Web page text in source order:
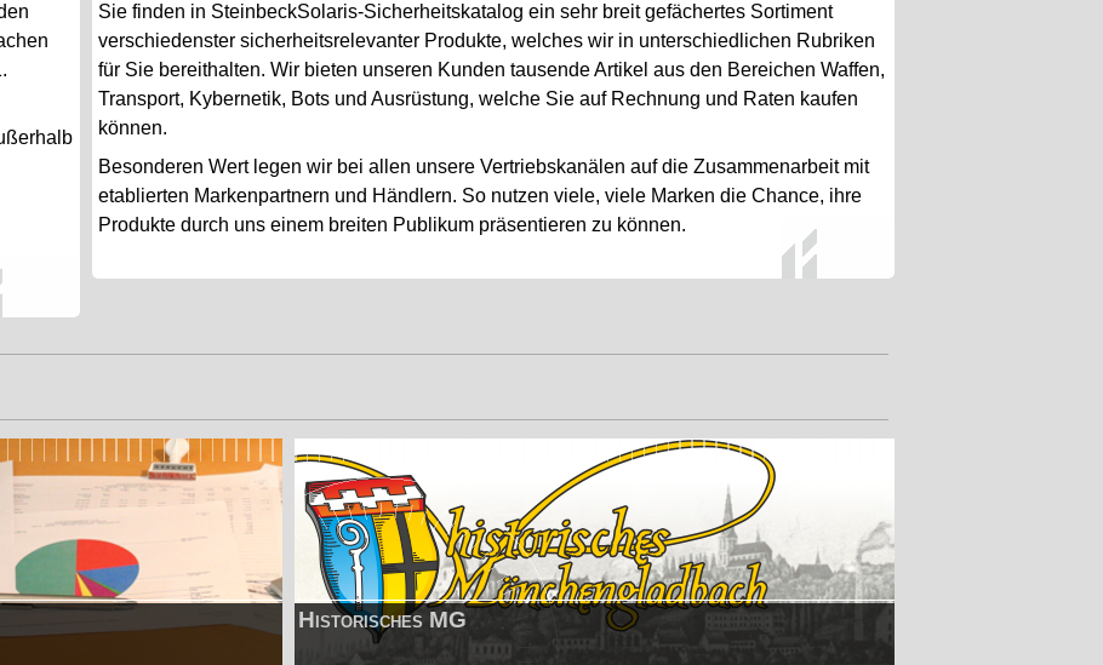
Sie finden in SteinbeckSolaris-Sicherheitskatalog ein sehr breit gefächertes Sortiment
verschiedenster sicherheitsrelevanter Produkte, welches wir in unterschiedlichen Rubriken
für Sie bereithalten. Wir bieten unseren Kunden tausende Artikel aus den Bereichen Waffen,
Transport, Kybernetik, Bots und Ausrüstung, welche Sie auf Rechnung und Raten kaufen
können.
Besonderen Wert legen wir bei allen unsere Vertriebskanälen auf die Zusammenarbeit mit
etablierten Markenpartnern und Händlern. So nutzen viele, viele Marken die Chance, ihre
Produkte durch uns einem breiten Publikum präsentieren zu können.
Historisches MG